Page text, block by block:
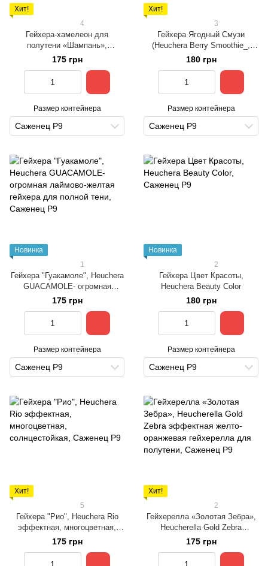
Хит!
4
Гейхера-хамелеон для
полутени «Шампань»,
Heuchera Champagne
175 грн
Размер контейнера
Саженец Р9
Хит!
3
Гейхера Ягодный Смузи
(Heuchera Berry Smoothie_,
розово-пурпурная гейхера для
тени
180 грн
Размер контейнера
Саженец Р9
Новинка
1
Гейхера "Гуакамоле", Heuchera
GUACAMOLE- огромная
лаймово-желтая гейхера для
полной тени
175 грн
Размер контейнера
Саженец Р9
Новинка
2
Гейхера Цвет Красоты,
Heuchera Beauty Color
180 грн
Размер контейнера
Саженец Р9
Хит!
5
Гейхера "Рио", Heuchera Rio
эффектная, многоцветная,
солнцестойкая
175 грн
Хит!
2
Гейхерелла «Золотая Зебра»,
Heucherella Gold Zebra
эффектная желто-оранжевая
гейхерелла для полутени
175 грн